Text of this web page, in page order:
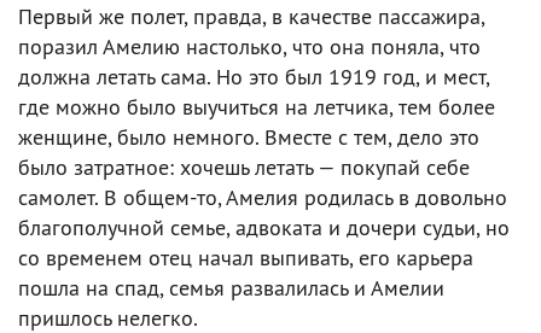
Первый же полет, правда, в качестве пассажира,
поразил Амелию настолько, что она поняла, что
должна летать сама. Но это был 1919 год, и мест,
где можно было выучиться на летчика, тем более
женщине, было немного. Вместе с тем, дело это
было затратное: хочешь летать — покупай себе
самолет. В общем-то, Амелия родилась в довольно
благополучной семье, адвоката и дочери судьи, но
со временем отец начал выпивать, его карьера
пошла на спад, семья развалилась и Амелии
пришлось нелегко.